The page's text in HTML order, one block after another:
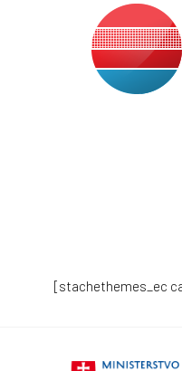
[stachethemes_ec